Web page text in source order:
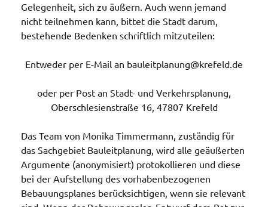
Gelegenheit, sich zu äußern. Auch wenn jemand
nicht teilnehmen kann, bittet die Stadt darum,
bestehende Bedenken schriftlich mitzuteilen:
Entweder per E-Mail an bauleitplanung@krefeld.de
oder per Post an Stadt- und Verkehrsplanung,
Oberschlesienstraße 16, 47807 Krefeld
Das Team von Monika Timmermann, zuständig für
das Sachgebiet Bauleitplanung, wird alle geäußerten
Argumente (anonymisiert) protokollieren und diese
bei der Aufstellung des vorhabenbezogenen
Bebauungsplanes berücksichtigen, wenn sie relevant